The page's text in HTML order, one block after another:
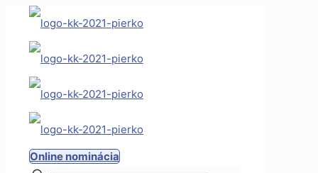
Online nominácia